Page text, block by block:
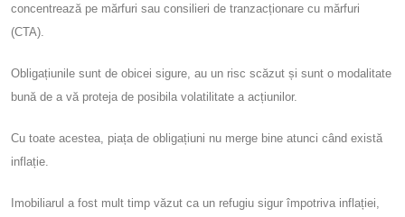
concentrează pe mărfuri sau consilieri de tranzacționare cu mărfuri
(CTA).
Obligațiunile sunt de obicei sigure, au un risc scăzut și sunt o modalitate
bună de a vă proteja de posibila volatilitate a acțiunilor.
Cu toate acestea, piața de obligațiuni nu merge bine atunci când există
inflație.
Imobiliarul a fost mult timp văzut ca un refugiu sigur împotriva inflației,